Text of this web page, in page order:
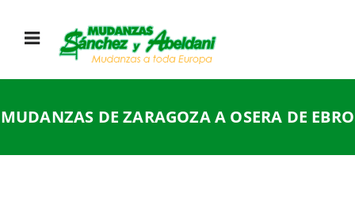
MUDANZAS DE ZARAGOZA A OSERA DE EBRO